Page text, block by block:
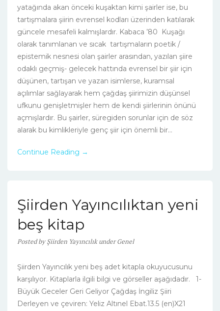
yatağında akan önceki kuşaktan kimi şairler ise, bu
tartışmalara şiirin evrensel kodları üzerinden katılarak
güncele mesafeli kalmışlardır. Kabaca ’80 Kuşağı
olarak tanımlanan ve sıcak tartışmaların poetik /
epistemik nesnesi olan şairler arasından, yazılan şiire
odaklı geçmiş- gelecek hattında evrensel bir şiir için
düşünen, tartışan ve yazan isimlerse, kuramsal
açılımlar sağlayarak hem çağdaş şiirimizin düşünsel
ufkunu genişletmişler hem de kendi şiirlerinin önünü
açmışlardır. Bu şairler, süregiden sorunlar için de söz
alarak bu kimlikleriyle genç şiir için önemli bir...
Continue Reading →
Şiirden Yayıncılıktan yeni
beş kitap
PostedbyŞiirden Yayıncılık underGenel
Şiirden Yayıncılık yeni beş adet kitapla okuyucusunu
karşılıyor. Kitaplarla ilgili bilgi ve görseller aşağıdadır. 1-
Büyük Geceler Geri Geliyor Çağdaş İngiliz Şiiri
Derleyen ve çeviren: Yeliz Altınel Ebat.13.5 (en)X21